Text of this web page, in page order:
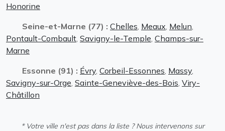
Honorine
Seine-et-Marne (77) : Chelles Meaux Melun
Pontault-Combault Savigny-le-Temple Champs-sur-
Marne
Essonne (91) : Évry Corbeil-Essonnes Massy
Savigny-sur-Orge Sainte-Geneviève-des-Bois Viry-
Châtillon
* Votre ville n'est pas dans la liste ? Nous intervenons sur